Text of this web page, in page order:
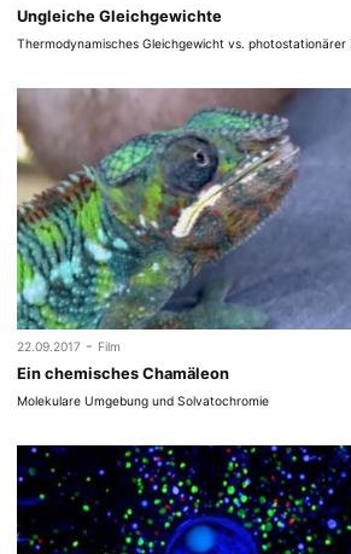
Ungleiche Gleichgewichte
Thermodynamisches Gleichgewicht vs. photostationärer
22.09.2017 - Film
Ein chemisches Chamäleon
Molekulare Umgebung und Solvatochromie